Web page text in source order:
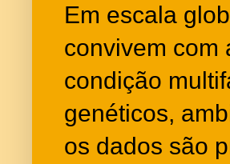
Em escala
convivem
condição
genéticos,
os dados são